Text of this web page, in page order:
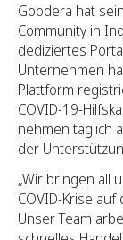
Goodera hat
Community in
dediziertes
Unternehmen
Plattform
COVID-19-
nehmen täglich
der
„Wir bringen all
COVID-Krise
Unser Team